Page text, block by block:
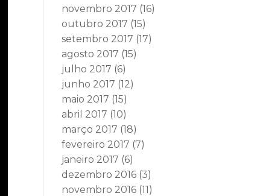
novembro 2017 (16)
outubro 2017 (15)
setembro 2017 (17)
agosto 2017 (15)
julho 2017 (6)
junho 2017 (12)
maio 2017 (15)
abril 2017 (10)
março 2017 (18)
fevereiro 2017 (7)
janeiro 2017 (6)
dezembro 2016 (3)
novembro 2016 (11)